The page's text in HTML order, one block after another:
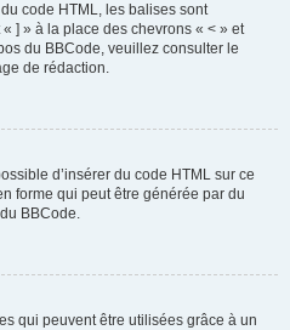
code HTML, les balises sont
] » à la place des chevrons « < » et
du BBCode, veuillez consulter le
de rédaction.
d’insérer du code HTML sur ce
forme qui peut être générée par du
BBCode.
qui peuvent être utilisées grâce à un